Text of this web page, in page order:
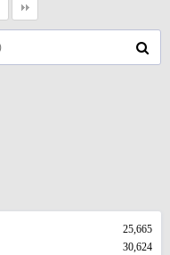
25,665
30,624